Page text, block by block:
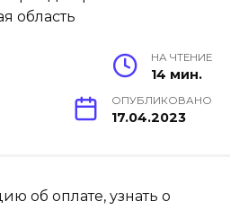
НА ЧТЕНИЕ
14 мин.
ОПУБЛИКОВАНО
17.04.2023
об оплате, узнать о